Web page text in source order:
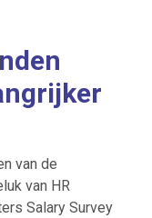
van de
van HR
Salary Survey